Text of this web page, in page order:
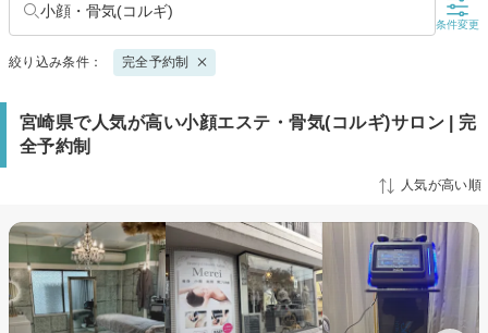
小顔・骨気(コルギ)
条件変更
絞り込み条件： 完全予約制
宮崎県で人気が高い小顔エステ・骨気(コルギ)サロン | 完
全予約制
人気が高い順